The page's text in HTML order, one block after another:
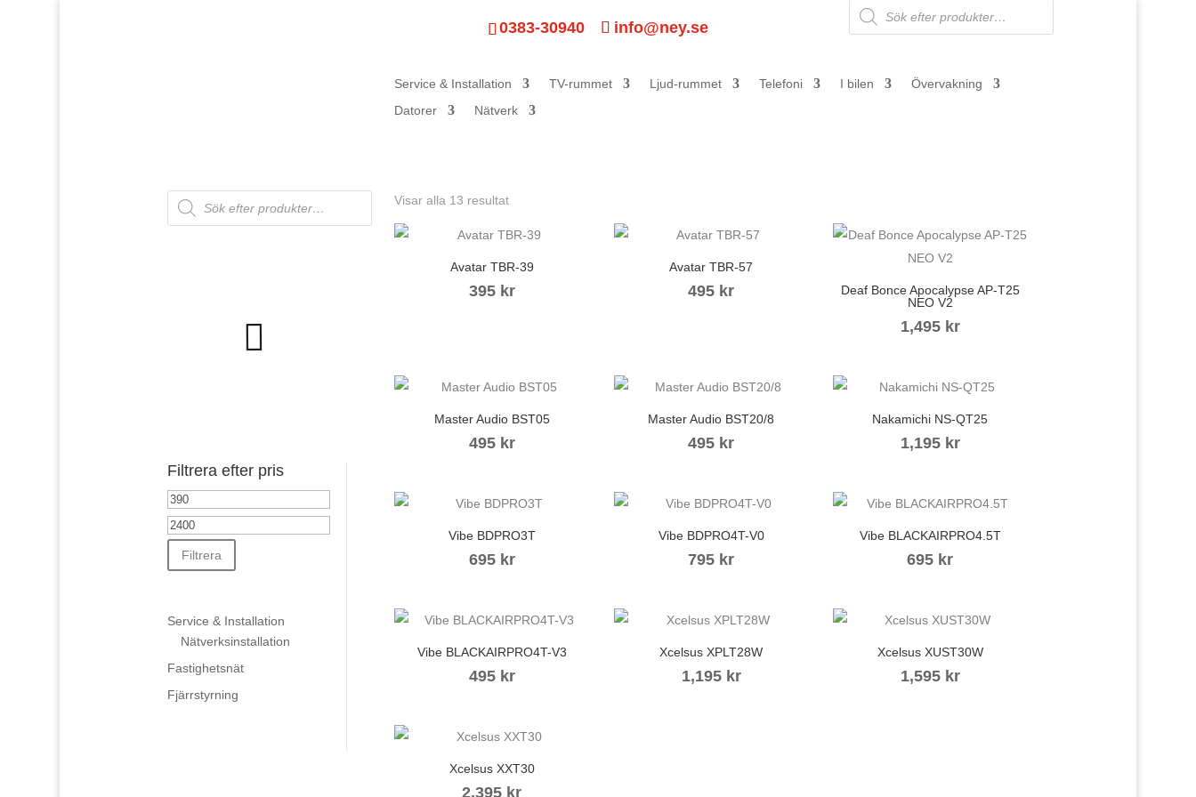
0383-30940 info@ney.se
search
Service & Installation TV-rummet Ljud-rummet Telefoni I bilen
Övervakning
Datorer
Nätverk
Products
search
Filtrera efter pris
Min
pris
Max
prisFiltrera
Service & Installation
Nätverksinstallation
Fastighetsnät
Fjärrstyrning
Visar alla 13 resultat
Avatar TBR-39
395 kr
Avatar TBR-57
495 kr
Deaf Bonce Apocalypse AP-T25
NEO V2
1,495 kr
Master Audio BST05
495 kr
Master Audio BST20/8
495 kr
Nakamichi NS-QT25
1,195 kr
Vibe BDPRO3T
695 kr
Vibe BDPRO4T-V0
795 kr
Vibe BLACKAIRPRO4.5T
695 kr
Vibe BLACKAIRPRO4T-V3
495 kr
Xcelsus XPLT28W
1,195 kr
Xcelsus XUST30W
1,595 kr
Xcelsus XXT30
2,395 kr